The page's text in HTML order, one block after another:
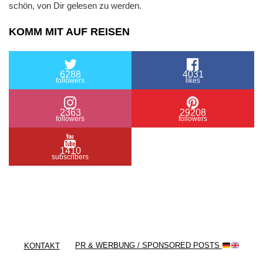
schön, von Dir gelesen zu werden.
KOMM MIT AUF REISEN
6288
followers
4031
likes
2363
followers
29208
followers
1410
subscribers
KONTAKT PR & WERBUNG / SPONSORED POSTS